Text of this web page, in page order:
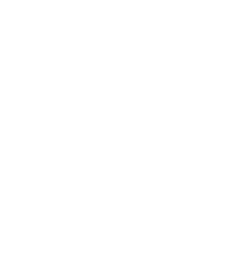
Las obras sobre
balizadas, aunque
como también los